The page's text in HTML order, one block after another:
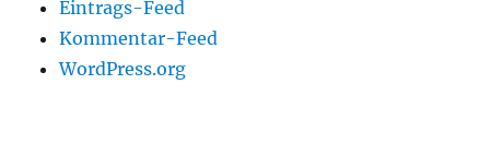
Eintrags-Feed
Kommentar-Feed
WordPress.org